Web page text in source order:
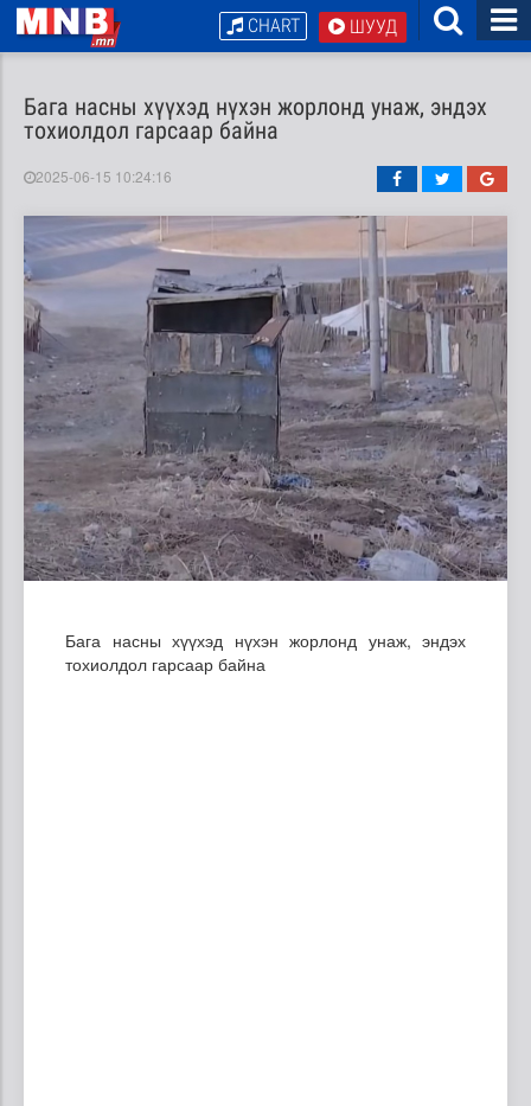
ШУУД
CHART
Бага насны хүүхэд нүхэн жорлонд унаж, эндэх
тохиолдол гарсаар байна
2025-06-15 10:24:16
Бага насны хүүхэд нүхэн жорлонд унаж, эндэх
тохиолдол гарсаар байна